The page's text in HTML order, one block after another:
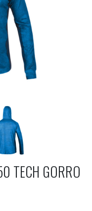
TECH GORRO